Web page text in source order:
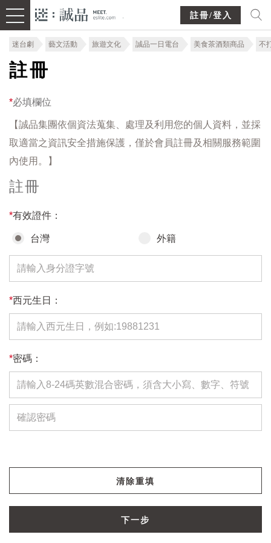
註冊/登入
迷台劇 藝文活動 旅遊文化 誠品一日電台 美食茶酒類商品 不
註冊
*必填欄位
【誠品集團依個資法蒐集、處理及利用您的個人資料，並採
取適當之資訊安全措施保護，僅於會員註冊及相關服務範圍
內使用。】
註冊
*有效證件：
台灣 外籍
*西元生日：
*密碼：